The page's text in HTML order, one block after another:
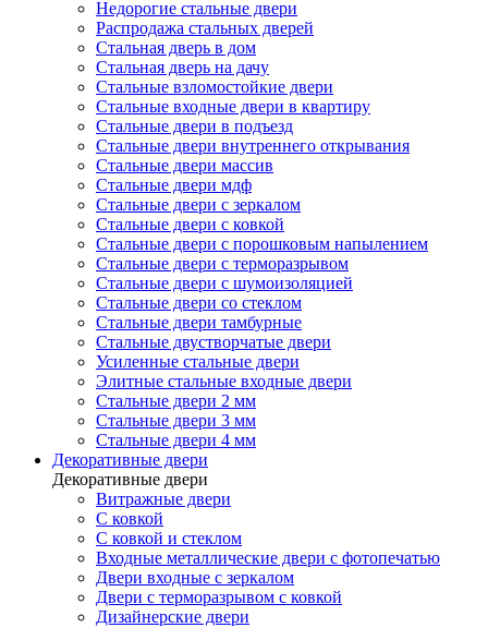
Недорогие стальные двери
Распродажа стальных дверей
Стальная дверь в дом
Стальная дверь на дачу
Стальные взломостойкие двери
Стальные входные двери в квартиру
Стальные двери в подъезд
Стальные двери внутреннего открывания
Стальные двери массив
Стальные двери мдф
Стальные двери с зеркалом
Стальные двери с ковкой
Стальные двери с порошковым напылением
Стальные двери с терморазрывом
Стальные двери с шумоизоляцией
Стальные двери со стеклом
Стальные двери тамбурные
Стальные двустворчатые двери
Усиленные стальные двери
Элитные стальные входные двери
Стальные двери 2 мм
Стальные двери 3 мм
Стальные двери 4 мм
Декоративные двери
Декоративные двери
Витражные двери
С ковкой
С ковкой и стеклом
Входные металлические двери с фотопечатью
Двери входные с зеркалом
Двери с терморазрывом с ковкой
Дизайнерские двери